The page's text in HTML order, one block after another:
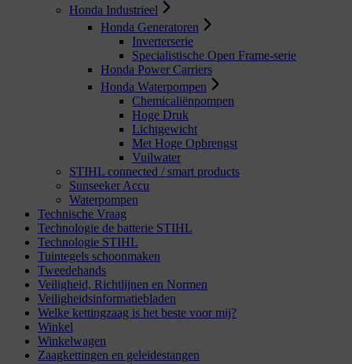
Honda Industrieel
Honda Generatoren
Inverterserie
Specialistische Open Frame-serie
Honda Power Carriers
Honda Waterpompen
Chemicaliënpompen
Hoge Druk
Lichtgewicht
Met Hoge Opbrengst
Vuilwater
STIHL connected / smart products
Sunseeker Accu
Waterpompen
Technische Vraag
Technologie de batterie STIHL
Technologie STIHL
Tuintegels schoonmaken
Tweedehands
Veiligheid, Richtlijnen en Normen
Veiligheidsinformatiebladen
Welke kettingzaag is het beste voor mij?
Winkel
Winkelwagen
Zaagkettingen en geleidestangen